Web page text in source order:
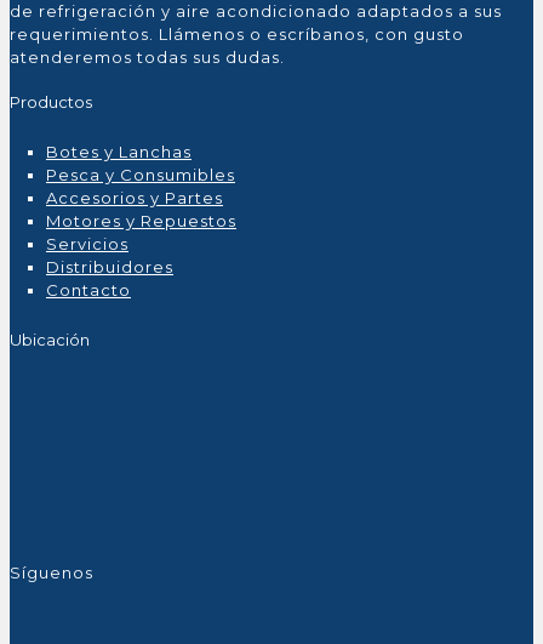
de refrigeración y aire acondicionado adaptados a sus
requerimientos. Llámenos o escríbanos, con gusto
atenderemos todas sus dudas.
Productos
Botes y Lanchas
Pesca y Consumibles
Accesorios y Partes
Motores y Repuestos
Servicios
Distribuidores
Contacto
Ubicación
Síguenos